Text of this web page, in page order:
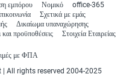
εμπόρου Νομικό
office-365
Σχετικά με εμάς
Δικαίωμα υπαναχώρησης
και προϋποθέσεις Στοιχεία Εταιρείας
με ΦΠΑ
All rights reserved 2004-2025